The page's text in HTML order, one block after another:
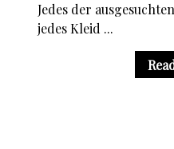
Jedes der
jedes Kleid ...